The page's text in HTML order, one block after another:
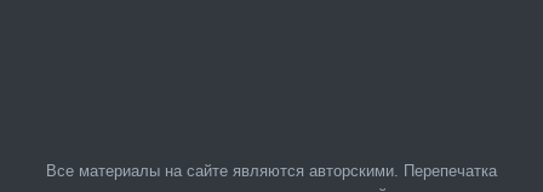
Все материалы на сайте являются авторскими. Перепечатка